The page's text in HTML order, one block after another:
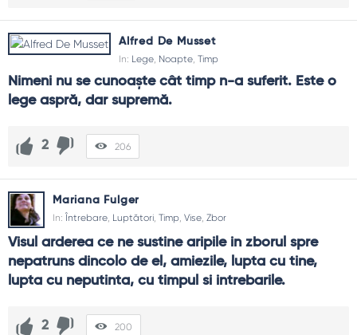
Alfred De Musset
In: Lege Noapte Timp
Nimeni nu se cunoaşte cât timp n-a suferit. Este o
lege aspră, dar supremă.
2 206
Mariana Fulger
In: Întrebare Luptători Timp Vise Zbor
Visul arderea ce ne sustine aripile in zborul spre
nepatruns dincolo de el, amiezile, lupta cu tine,
lupta cu neputinta, cu timpul si intrebarile.
2 200